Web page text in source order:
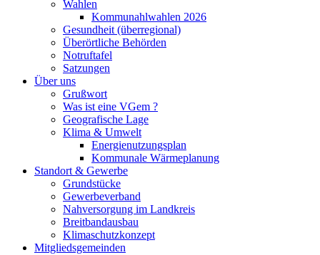
Wahlen
Kommunahlwahlen 2026
Gesundheit (überregional)
Überörtliche Behörden
Notruftafel
Satzungen
Über uns
Grußwort
Was ist eine VGem ?
Geografische Lage
Klima & Umwelt
Energienutzungsplan
Kommunale Wärmeplanung
Standort & Gewerbe
Grundstücke
Gewerbeverband
Nahversorgung im Landkreis
Breitbandausbau
Klimaschutzkonzept
Mitgliedsgemeinden